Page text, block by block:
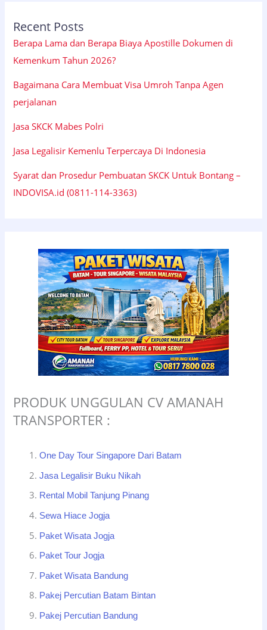
Recent Posts
Berapa Lama dan Berapa Biaya Apostille Dokumen di
Kemenkum Tahun 2026?
Bagaimana Cara Membuat Visa Umroh Tanpa Agen
perjalanan
Jasa SKCK Mabes Polri
Jasa Legalisir Kemenlu Terpercaya Di Indonesia
Syarat dan Prosedur Pembuatan SKCK Untuk Bontang –
INDOVISA.id (0811-114-3363)
PRODUK UNGGULAN CV AMANAH
TRANSPORTER :
One Day Tour Singapore Dari Batam
Jasa Legalisir Buku Nikah
Rental Mobil Tanjung Pinang
Sewa Hiace Jogja
Paket Wisata Jogja
Paket Tour Jogja
Paket Wisata Bandung
Pakej Percutian Batam Bintan
Pakej Percutian Bandung